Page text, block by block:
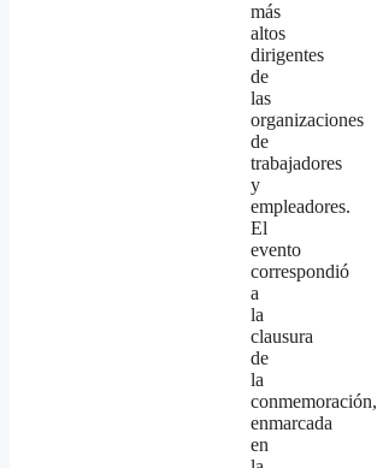
más
altos
dirigentes
de
las
organizaciones
de
trabajadores
y
empleadores.
El
evento
correspondió
a
la
clausura
de
la
conmemoración,
enmarcada
en